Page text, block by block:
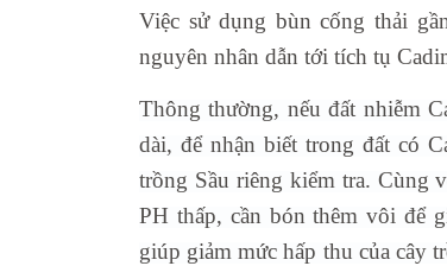
Việc sử dụng bùn cống thải
nguyên nhân dẫn tới tích tụ
Thông thường, nếu đất nhiễm
dài, để nhận biết trong đất có
trồng Sầu riêng kiểm tra. Cùng
PH thấp, cần bón thêm vôi để
giúp giảm mức hấp thu của cây